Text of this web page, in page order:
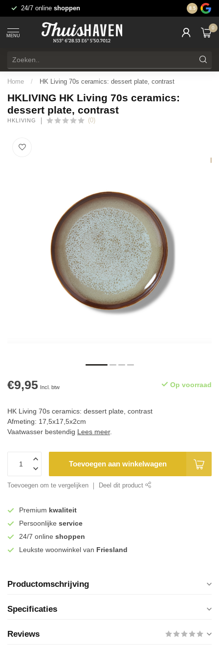
24/7 online shoppen Leukste
8.5
MENU
0
Home / HK Living 70s ceramics: dessert plate, contrast
HKLIVING HK Living 70s ceramics:
dessert plate, contrast
HKLIVING (0)
€9,95 Incl. btw Op voorraad
HK Living 70s ceramics: dessert plate, contrast
Afmeting: 17,5x17,5x2cm
Vaatwasser bestendig Lees meer.
Toevoegen aan winkelwagen
Toevoegen om te vergelijken Deel dit product
Premium kwaliteit
Persoonlijke service
24/7 online shoppen
Leukste woonwinkel van Friesland
Productomschrijving
Specificaties
Reviews